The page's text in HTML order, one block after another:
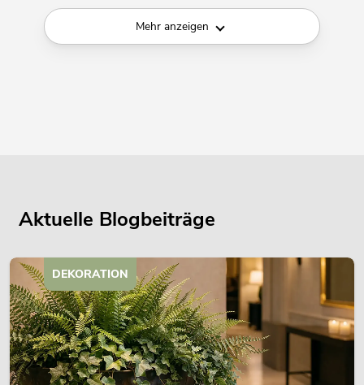
Mehr anzeigen
Aktuelle Blogbeiträge
DEKORATION